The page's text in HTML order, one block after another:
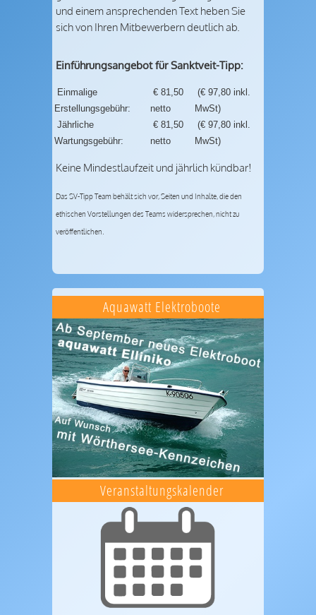
und einem ansprechenden Text heben Sie
sich von Ihren Mitbewerbern deutlich ab.
Einführungsangebot für Sanktveit-Tipp:
Einmalige
Erstellungsgebühr:
€ 81,50
netto
(€ 97,80 inkl.
MwSt)
Jährliche
Wartungsgebühr:
€ 81,50
netto
(€ 97,80 inkl.
MwSt)
Keine Mindestlaufzeit und jährlich kündbar!
Das SV-Tipp Team behält sich vor, Seiten und Inhalte, die den
ethischen Vorstellungen des Teams widersprechen, nicht zu
veröffentlichen.
Aquawatt Elektroboote
Veranstaltungskalender